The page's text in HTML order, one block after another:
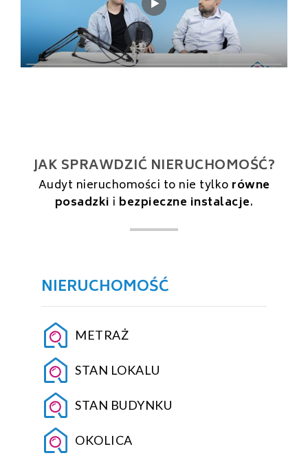
JAK SPRAWDZIĆ NIERUCHOMOŚĆ?
Audyt nieruchomości to nie tylko równe
posadzki i bezpieczne instalacje.
NIERUCHOMOŚĆ
METRAŻ
STAN LOKALU
STAN BUDYNKU
OKOLICA